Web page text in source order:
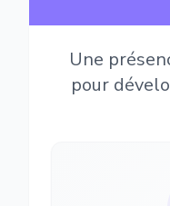
Une
pour